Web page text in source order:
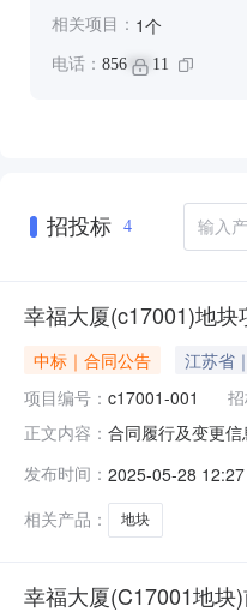
相关项目： 1个
电话： 856 *** 11
招投标 4
幸福大厦(c17001)地块
中标｜合同公告 江苏省
项目编号： c17001-001
正文内容： 合同履行及变更
验收时间*2020-
发布时间： 2025-05-28 12:27
相关产品：
地块
幸福大厦(C17001地块